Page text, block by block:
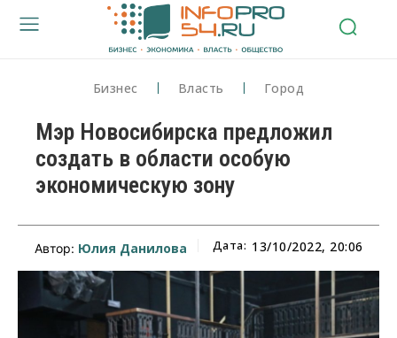
Бизнес Власть Город
Мэр Новосибирска предложил
создать в области особую
экономическую зону
Автор: Юлия Данилова Дата: 13/10/2022, 20:06